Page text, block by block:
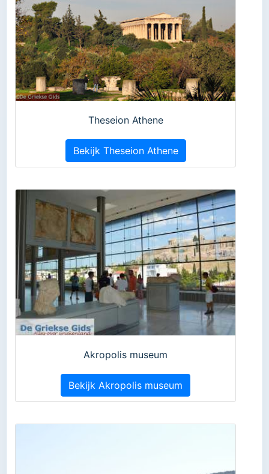
Theseion Athene
Bekijk Theseion Athene
Akropolis museum
Bekijk Akropolis museum